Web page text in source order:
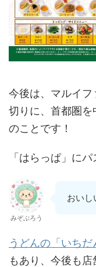
今後は、マルイ
切りに、首都圏を
のことです！
「はらっぱ」に
みぞぶろう
おいし
うどんの「いち
もあり、今後も店